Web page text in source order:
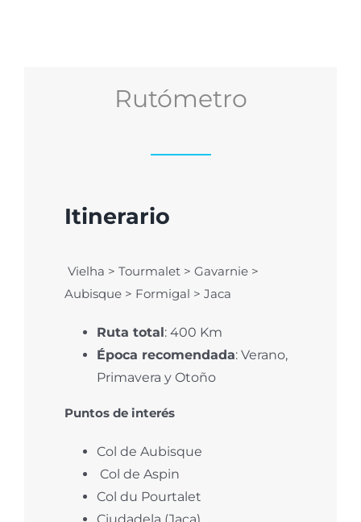
Rutómetro
Itinerario
Vielha > Tourmalet > Gavarnie >
Aubisque > Formigal > Jaca
Ruta total : 400 Km
Época recomendada: Verano,
Primavera y Otoño
Puntos de interés
Col de Aubisque
Col de Aspin
Col du Pourtalet